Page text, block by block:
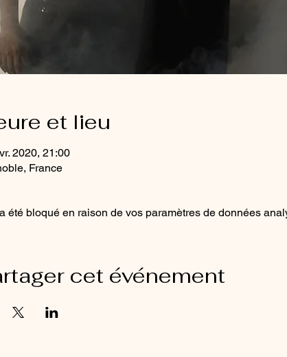
et lieu
2020, 21:00
France
été bloqué en raison de vos paramètres de données
cet événement